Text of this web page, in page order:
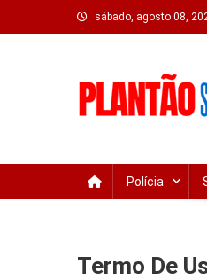
to
sábado, agosto 08,
Polícia
Termo De